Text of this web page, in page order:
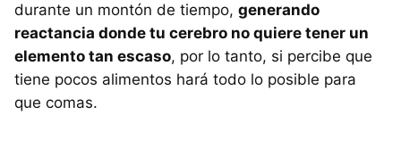
durante un montón de tiempo, generando
reactancia donde tu cerebro no quiere tener un
elemento tan escaso, por lo tanto, si percibe que
tiene pocos alimentos hará todo lo posible para
que comas.